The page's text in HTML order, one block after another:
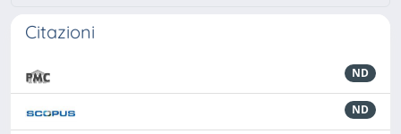
Citazioni
ND
ND